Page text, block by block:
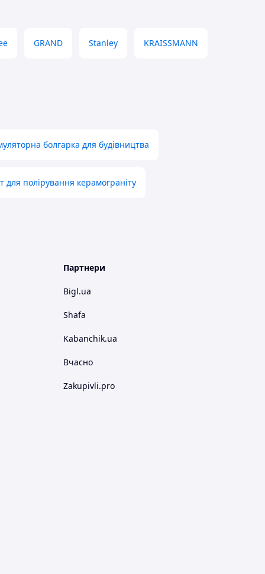
GRAND Stanley KRAISSMANN
болгарка для будівництва
для полірування керамограніту
Партнери
Bigl.ua
Shafa
Kabanchik.ua
Вчасно
Zakupivli.pro